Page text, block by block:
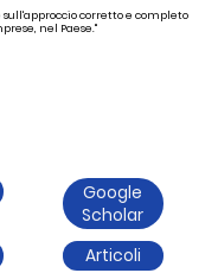
Google
Scholar
Articoli
sull'approccio corretto e completo
nel Paese."